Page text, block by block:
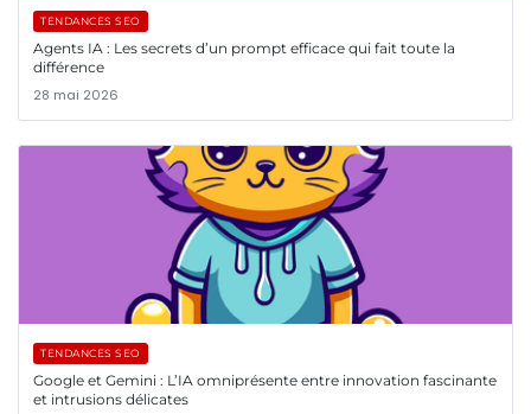
TENDANCES SEO
Agents IA : Les secrets d’un prompt efficace qui fait toute la
différence
28 mai 2026
TENDANCES SEO
Google et Gemini : L’IA omniprésente entre innovation fascinante
et intrusions délicates